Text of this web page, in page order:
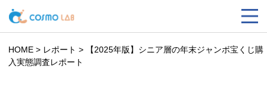
HOME > レポート >
【2025年版】シニア層の年末ジャンボ宝くじ購
入実態調査レポート